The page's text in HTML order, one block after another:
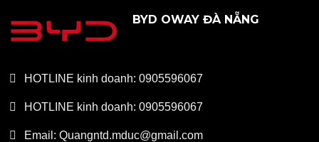
BYD OWAY ĐÀ NẴNG
HOTLINE kinh doanh: 0905596067
HOTLINE kinh doanh: 0905596067
Email: Quangntd.mduc@gmail.com